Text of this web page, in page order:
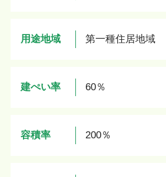
用途地域 第一種住居地域
建ぺい率 60％
容積率 200％